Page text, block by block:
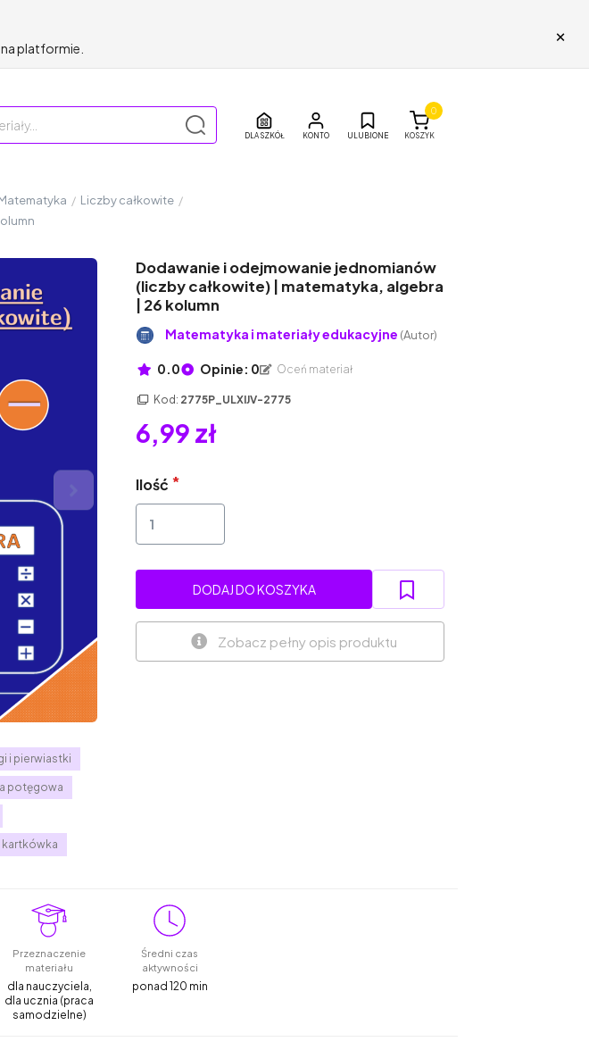
platformie.
×
DLA SZKÓŁ ULUBIONE KOSZYK
0
/ Liczby całkowite /
i pierwiastki
potęgowa
kartkówka
Dodawanie i odejmowanie jednomianów
(liczby całkowite) | matematyka, algebra
| 26 kolumn
Matematyka i materiały edukacyjne (Autor)
0.0 Opinie: 0 Oceń materiał
Kod: 2775P_ULXIJV-2775
6,99 zł
Ilość
DODAJ DO KOSZYKA
Zobacz pełny opis produktu
Przeznaczenie
materiału
dla nauczyciela,
dla ucznia (praca
samodzielne)
Średni czas
aktywności
ponad 120 min